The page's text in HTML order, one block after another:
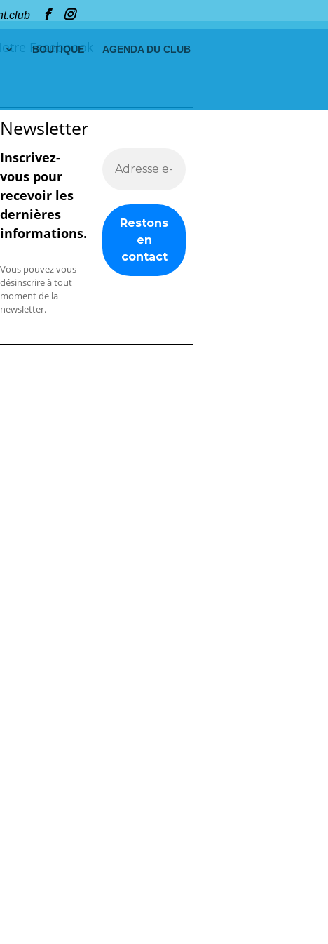
BOUTIQUE AGENDA DU CLUB
Faceboook
Newsletter
Inscrivez-
vous pour
recevoir les
dernières
informations.
Vous pouvez vous
désinscrire à tout
moment de la
newsletter.